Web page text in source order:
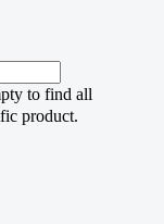
to find all
product.